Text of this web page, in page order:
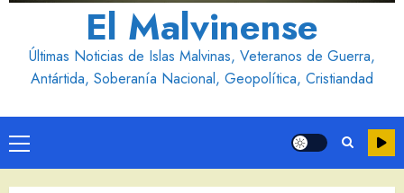
El Malvinense
Últimas Noticias de Islas Malvinas, Veteranos de Guerra,
Antártida, Soberanía Nacional, Geopolítica, Cristiandad
Menú
principal